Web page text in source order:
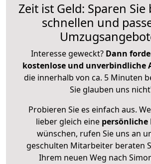
Zeit ist Geld: Sparen
schnellen und
Interesse geweckt? Dann
kostenlose und unverbindliche
die innerhalb von ca. 5 Minuten
Sie glauben uns
Probieren Sie es einfach aus.
lieber gleich eine persönliche
wünschen, rufen Sie uns an
geschulten Mitarbeiter beraten
Ihrem neuen Weg nach